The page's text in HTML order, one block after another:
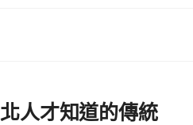
人才知道的傳統